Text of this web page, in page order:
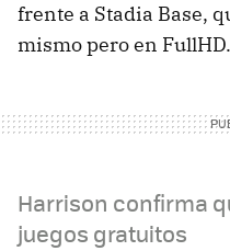
frente a Stadia Base,
mismo pero en
Harrison confirma
juegos gratuitos